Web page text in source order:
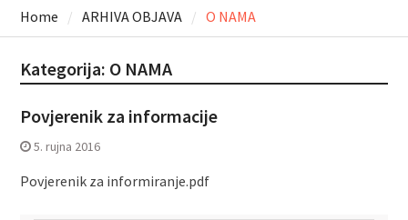
Home ARHIVA OBJAVA O NAMA
Kategorija: O NAMA
Povjerenik za informacije
5. rujna 2016
Povjerenik za informiranje.pdf